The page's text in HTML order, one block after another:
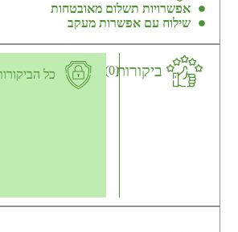
אפשרויות תשלום מאובטחות
שילוח עם אפשרות מעקב
ביקורות(0) כל